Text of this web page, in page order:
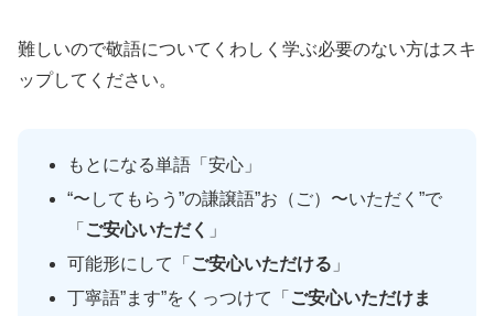
難しいので敬語についてくわしく学ぶ必要のない方はスキ
ップしてください。
もとになる単語「安心」
“〜してもらう”の謙譲語”お（ご）〜いただく”で
「 ご安心いただく
」
可能形にして「 ご安心いただける 」
丁寧語”ます”をくっつけて「 ご安心いただけま